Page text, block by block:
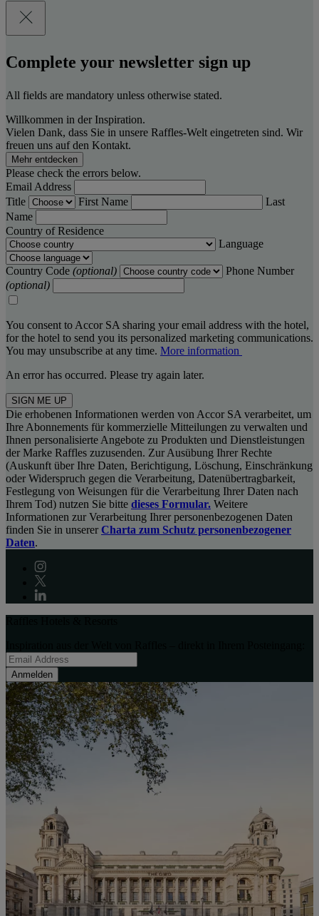
Complete your newsletter sign up
All fields are mandatory unless otherwise stated.
Willkommen in der Inspiration.
Vielen Dank, dass Sie in unsere Raffles-Welt eingetreten sind. Wir
freuen uns auf den Kontakt.
Mehr entdecken
Please check the errors below.
Email Address
Title
First Name
Last
Name
Country of Residence
Language
Country Code (optional)
Phone Number
(optional)
You consent to Accor SA sharing your email address with the hotel,
for the hotel to send you its personalized marketing communications.
You may unsubscribe at any time. More information
An error has occurred. Please try again later.
SIGN ME UP
Die erhobenen Informationen werden von Accor SA verarbeitet, um
Ihre Abonnements für kommerzielle Mitteilungen zu verwalten und
Ihnen personalisierte Angebote zu Produkten und Dienstleistungen
der Marke Raffles zuzusenden. Zur Ausübung Ihrer Rechte
(Auskunft über Ihre Daten, Berichtigung, Löschung, Einschränkung
oder Widerspruch gegen die Verarbeitung, Datenübertragbarkeit,
Festlegung von Weisungen für die Verarbeitung Ihrer Daten nach
Ihrem Tod) nutzen Sie bitte dieses Formular. Weitere
Informationen zur Verarbeitung Ihrer personenbezogenen Daten
finden Sie in unserer Charta zum Schutz personenbezogener
Daten.
Anmelden